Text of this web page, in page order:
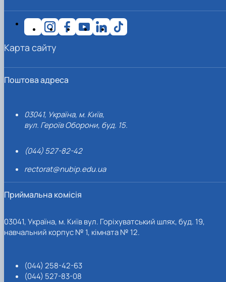
Поштова адреса
03041, Україна, м. Київ,
вул. Героїв Оборони, буд. 15.
(044) 527-82-42
rectorat@nubip.edu.ua
Приймальна комісія
03041, Україна, м. Київ вул. Горіхуватський шлях, буд. 19,
навчальний корпус № 1, кімната № 12.
(044) 258-42-63
(044) 527-83-08
Карта сайту